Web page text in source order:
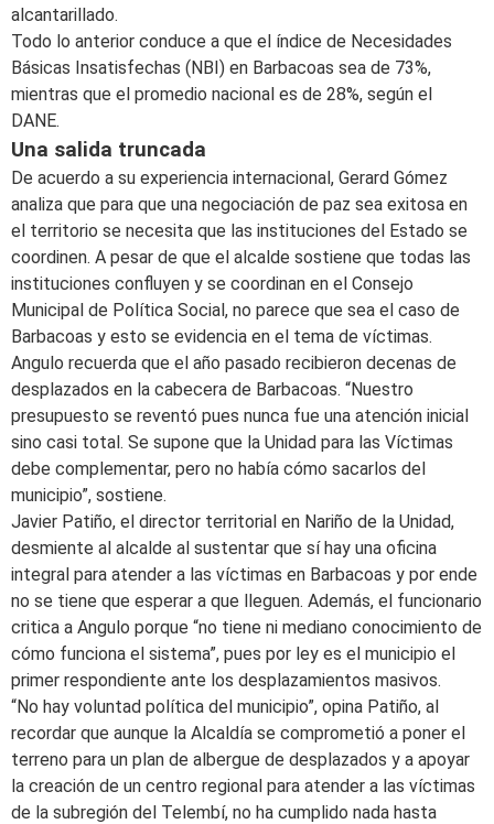
alcantarillado.
Todo lo anterior conduce a que el índice de Necesidades
Básicas Insatisfechas (NBI) en Barbacoas sea de 73%,
mientras que el promedio nacional es de 28%, según el
DANE.
Una salida truncada
De acuerdo a su experiencia internacional, Gerard Gómez
analiza que para que una negociación de paz sea exitosa en
el territorio se necesita que las instituciones del Estado se
coordinen. A pesar de que el alcalde sostiene que todas las
instituciones confluyen y se coordinan en el Consejo
Municipal de Política Social, no parece que sea el caso de
Barbacoas y esto se evidencia en el tema de víctimas.
Angulo recuerda que el año pasado recibieron decenas de
desplazados en la cabecera de Barbacoas. “Nuestro
presupuesto se reventó pues nunca fue una atención inicial
sino casi total. Se supone que la Unidad para las Víctimas
debe complementar, pero no había cómo sacarlos del
municipio”, sostiene.
Javier Patiño, el director territorial en Nariño de la Unidad,
desmiente al alcalde al sustentar que sí hay una oficina
integral para atender a las víctimas en Barbacoas y por ende
no se tiene que esperar a que lleguen. Además, el funcionario
critica a Angulo porque “no tiene ni mediano conocimiento de
cómo funciona el sistema”, pues por ley es el municipio el
primer respondiente ante los desplazamientos masivos.
“No hay voluntad política del municipio”, opina Patiño, al
recordar que aunque la Alcaldía se comprometió a poner el
terreno para un plan de albergue de desplazados y a apoyar
la creación de un centro regional para atender a las víctimas
de la subregión del Telembí, no ha cumplido nada hasta